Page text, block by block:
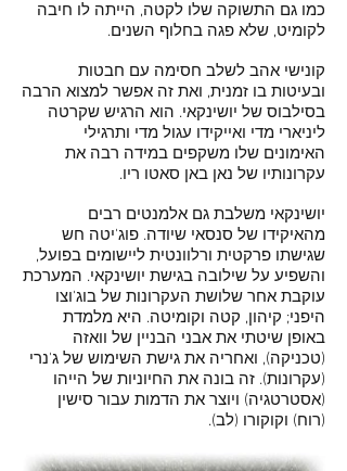
כמו גם התשוקה שלו לקטה, הייתה לו חיבה
לקומיט, שלא פגה בחלוף השנים.
קונישי אהב לשלב חסימה עם חבטות
ובעיטות בו זמנית, ואת זה אפשר למצוא הרבה
בסילבוס של יושינקאי. הוא הרגיש שקרטה
ליניארי מדי ואייקידו עגול מדי ותרגילי
האימונים שלו משקפים במידה רבה את
עקרונותיו של נאן באן סאטו ריו.
יושינקאי משלבת גם אלמנטים רבים
מהאיקידו של סנסאי שיודה. פוג'יטה חש
שגישתו פרקטית ורלוונטית ליישומים בפועל,
והשפיע על שילובה בגישת יושינקאי. המערכת
עוקבת אחר שלושת העקרונות של בוג'וצו
היפני; קיהון, קטה וקומיטה. היא מלמדת
באופן שיטתי את אבני הבניין של וואזה
(טכניקה), ואחריה את גישת השימוש של ג'נרי
(עקרונות). זה בונה את החיוניות של הייהו
(אסטרטגיה) ויוצר את הדמות עבור סישין
(רוח) וקוקורו (לב).